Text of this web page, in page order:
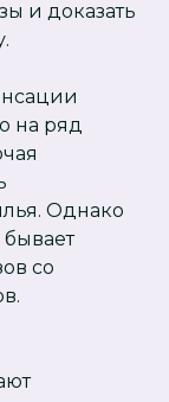
и доказать
на ряд
Однако
бывает
со